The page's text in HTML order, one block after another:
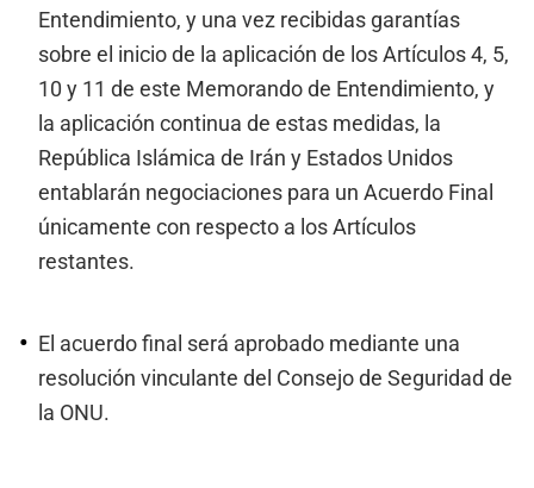
Entendimiento, y una vez recibidas garantías
sobre el inicio de la aplicación de los Artículos 4, 5,
10 y 11 de este Memorando de Entendimiento, y
la aplicación continua de estas medidas, la
República Islámica de Irán y Estados Unidos
entablarán negociaciones para un Acuerdo Final
únicamente con respecto a los Artículos
restantes.
El acuerdo final será aprobado mediante una
resolución vinculante del Consejo de Seguridad de
la ONU.